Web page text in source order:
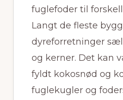
fuglefoder til
Langt de fleste
dyreforretninger
og kerner. Det kan
fyldt kokosnød og
fuglekugler og